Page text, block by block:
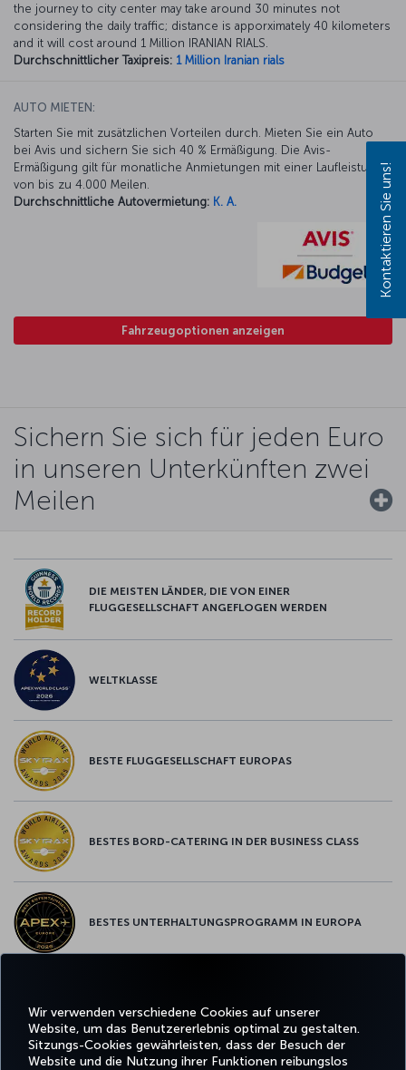
Wir verwenden verschiedene Cookies auf unserer
Website, um das Benutzererlebnis optimal zu gestalten.
Sitzungs-Cookies gewährleisten, dass der Besuch der
Website und die Nutzung ihrer Funktionen reibungslos
the journey to city center may take around 30 minutes not
considering the daily traffic; distance is apporximately 40 kilometers
and it will cost around 1 Million IRANIAN RIALS.
Durchschnittlicher Taxipreis: 1 Million Iranian rials
AUTO MIETEN:
Starten Sie mit zusätzlichen Vorteilen durch. Mieten Sie ein Auto
bei Avis und sichern Sie sich 40 % Ermäßigung. Die Avis-
Ermäßigung gilt für monatliche Anmietungen mit einer Laufleistung
von bis zu 4.000 Meilen.
Durchschnittliche Autovermietung: K. A.
Fahrzeugoptionen anzeigen
Sichern Sie sich für jeden Euro
in unseren Unterkünften zwei
Meilen
DIE MEISTEN LÄNDER, DIE VON EINER
FLUGGESELLSCHAFT ANGEFLOGEN WERDEN
WELTKLASSE
BESTE FLUGGESELLSCHAFT EUROPAS
BESTES BORD-CATERING IN DER BUSINESS CLASS
BESTES UNTERHALTUNGSPROGRAMM IN EUROPA
Kontaktieren Sie uns!